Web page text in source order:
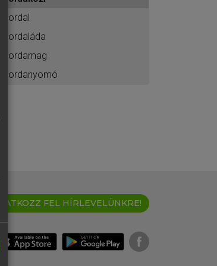
bordal
bordaláda
bordamag
bordanyomó
IRATKOZZ FEL HÍRLEVELÜNKRE!